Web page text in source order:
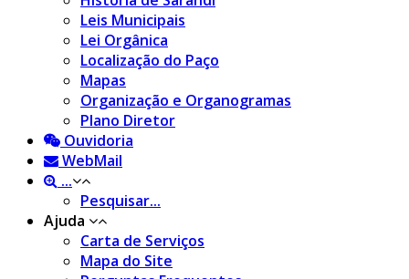
Leis Municipais
Lei Orgânica
Localização do Paço
Mapas
Organização e Organogramas
Plano Diretor
Ouvidoria
WebMail
...
Pesquisar...
Ajuda
Carta de Serviços
Mapa do Site